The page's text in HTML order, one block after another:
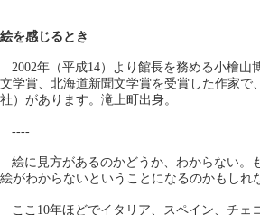
絵を感じるとき
2002年（平成14）より館長を務める小檜
文学賞、北海道新聞文学賞を受賞した作家で
社）があります。滝上町出身。
----
絵に見方があるのかどうか、わからない。
絵がわからないということになるのかもしれ
ここ10年ほどでイタリア、スペイン、チェ